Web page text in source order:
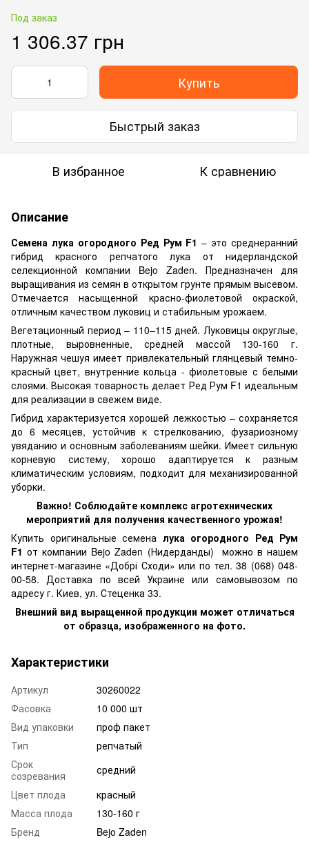
Под заказ
1 306.37 грн
Купить
Быстрый заказ
В избранное К сравнению
Описание
Семена лука огородного Ред Рум F1 – это среднеранний
гибрид красного репчатого лука от нидерландской
селекционной компании Bejo Zaden. Предназначен для
выращивания из семян в открытом грунте прямым высевом.
Отмечается насыщенной красно-фиолетовой окраской,
отличным качеством луковиц и стабильным урожаем.
Вегетационный период – 110–115 дней. Луковицы округлые,
плотные, выровненные, средней массой 130-160 г.
Наружная чешуя имеет привлекательный глянцевый темно-
красный цвет, внутренние кольца - фиолетовые с белыми
слоями. Высокая товарность делает Ред Рум F1 идеальным
для реализации в свежем виде.
Гибрид характеризуется хорошей лежкостью – сохраняется
до 6 месяцев, устойчив к стрелкованию, фузариозному
увяданию и основным заболеваниям шейки. Имеет сильную
корневую систему, хорошо адаптируется к разным
климатическим условиям, подходит для механизированной
уборки.
Важно! Соблюдайте комплекс агротехнических
мероприятий для получения качественного урожая!
Купить оригинальные семена лука огородного Ред Рум
F1от компании Bejo Zaden (Нидерданды) можно в нашем
интернет-магазине «Добрі Сходи» или по тел. 38 (068) 048-
00-58. Доставка по всей Украине или самовывозом по
адресу г. Киев, ул. Стеценка 33.
Внешний вид выращенной продукции может отличаться
от образца, изображенного на фото.
Характеристики
Артикул
30260022
Фасовка
10 000 шт
Вид упаковки
проф пакет
Тип
репчатый
Срок
созревания
средний
Цвет плода
красный
Масса плода
130-160 г
Бренд
Bejo Zaden